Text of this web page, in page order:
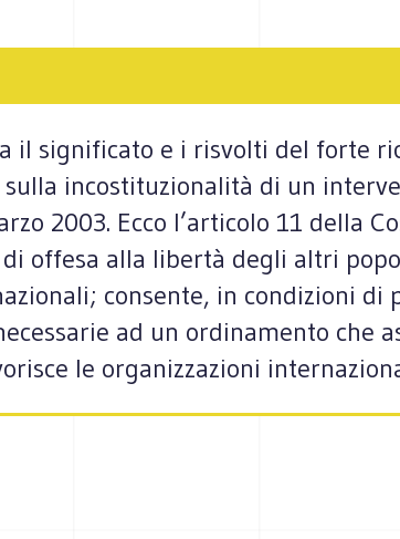
il significato e i risvolti del forte
incostituzionalità di un
2003. Ecco l’articolo 11 della
offesa alla libertà degli altri
consente, in condizioni
ad un ordinamento che
le organizzazioni